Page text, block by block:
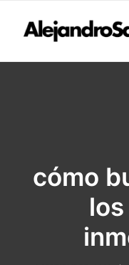
INMOBILIARIO
BUSCAR
cómo